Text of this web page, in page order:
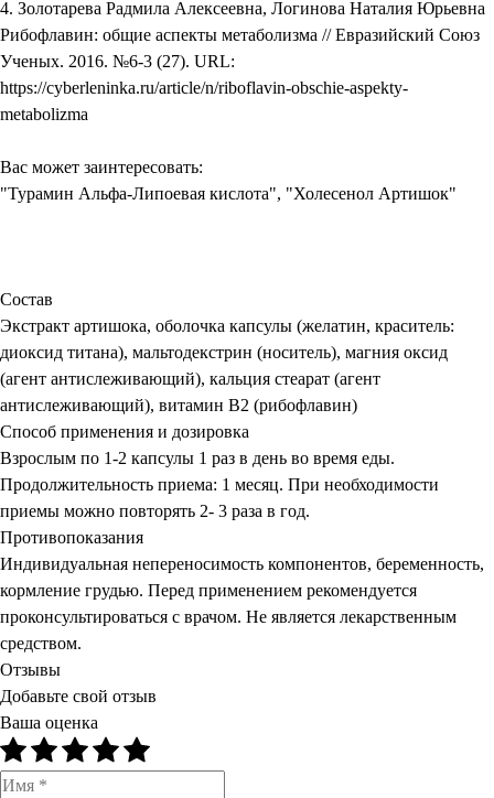
4. Золотарева Радмила Алексеевна, Логинова Наталия Юрьевна
Рибофлавин: общие аспекты метаболизма // Евразийский Союз
Ученых. 2016. №6-3 (27). URL:
https://cyberleninka.ru/article/n/riboflavin-obschie-aspekty-
metabolizma
Вас может заинтересовать:
"Турамин Альфа-Липоевая кислота", "Холесенол Артишок"
Состав
Экстракт артишока, оболочка капсулы (желатин, краситель:
диоксид титана), мальтодекстрин (носитель), магния оксид
(агент антислеживающий), кальция стеарат (агент
антислеживающий), витамин В2 (рибофлавин)
Способ применения и дозировка
Взрослым по 1-2 капсулы 1 раз в день во время еды.
Продолжительность приема: 1 месяц. При необходимости
приемы можно повторять 2- 3 раза в год.
Противопоказания
Индивидуальная непереносимость компонентов, беременность,
кормление грудью. Перед применением рекомендуется
проконсультироваться с врачом. Не является лекарственным
средством.
Отзывы
Добавьте свой отзыв
Ваша оценка